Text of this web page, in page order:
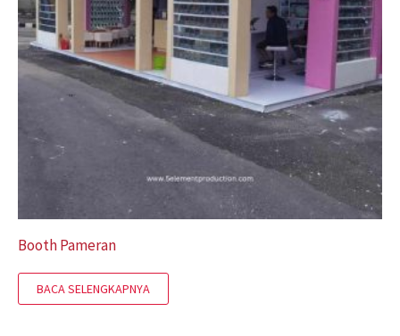
Booth Pameran
BACA SELENGKAPNYA